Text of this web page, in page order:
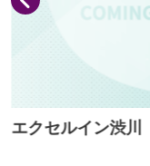
エクセルイン渋川